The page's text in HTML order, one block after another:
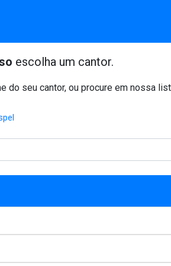
escolha um cantor.
do seu cantor, ou procure em nossa